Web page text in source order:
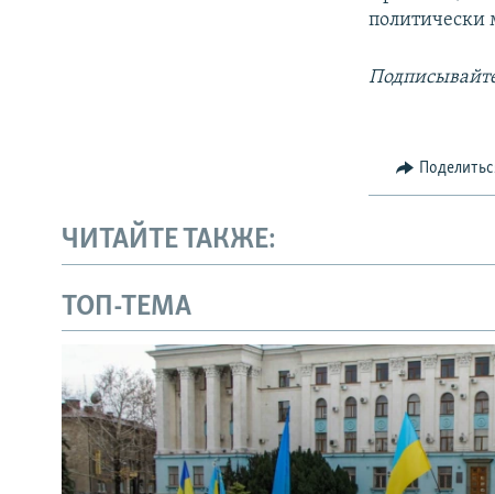
ЧИТАЙТЕ ТАКЖЕ:
ТОП-ТЕМА